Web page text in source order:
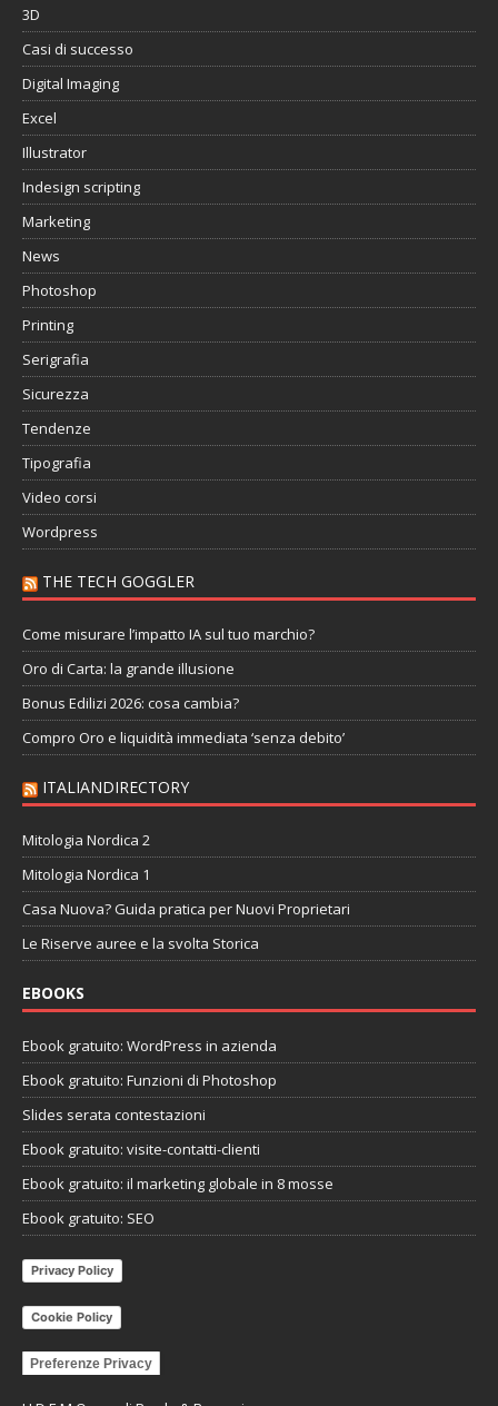
3D
Casi di successo
Digital Imaging
Excel
Illustrator
Indesign scripting
Marketing
News
Photoshop
Printing
Serigrafia
Sicurezza
Tendenze
Tipografia
Video corsi
Wordpress
THE TECH GOGGLER
Come misurare l’impatto IA sul tuo marchio?
Oro di Carta: la grande illusione
Bonus Edilizi 2026: cosa cambia?
Compro Oro e liquidità immediata ‘senza debito’
ITALIANDIRECTORY
Mitologia Nordica 2
Mitologia Nordica 1
Casa Nuova? Guida pratica per Nuovi Proprietari
Le Riserve auree e la svolta Storica
EBOOKS
Ebook gratuito: WordPress in azienda
Ebook gratuito: Funzioni di Photoshop
Slides serata contestazioni
Ebook gratuito: visite-contatti-clienti
Ebook gratuito: il marketing globale in 8 mosse
Ebook gratuito: SEO
Privacy Policy
Cookie Policy
Preferenze Privacy